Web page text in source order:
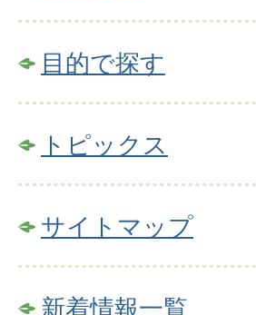
目的で探す
トピックス
サイトマップ
新着情報一覧